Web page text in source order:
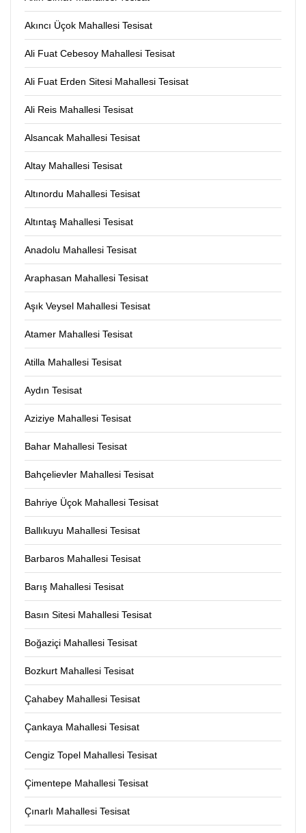
Akıncı Üçok Mahallesi Tesisat
Ali Fuat Cebesoy Mahallesi Tesisat
Ali Fuat Erden Sitesi Mahallesi Tesisat
Ali Reis Mahallesi Tesisat
Alsancak Mahallesi Tesisat
Altay Mahallesi Tesisat
Altınordu Mahallesi Tesisat
Altıntaş Mahallesi Tesisat
Anadolu Mahallesi Tesisat
Araphasan Mahallesi Tesisat
Aşık Veysel Mahallesi Tesisat
Atamer Mahallesi Tesisat
Atilla Mahallesi Tesisat
Aydın Tesisat
Aziziye Mahallesi Tesisat
Bahar Mahallesi Tesisat
Bahçelievler Mahallesi Tesisat
Bahriye Üçok Mahallesi Tesisat
Ballıkuyu Mahallesi Tesisat
Barbaros Mahallesi Tesisat
Barış Mahallesi Tesisat
Basın Sitesi Mahallesi Tesisat
Boğaziçi Mahallesi Tesisat
Bozkurt Mahallesi Tesisat
Çahabey Mahallesi Tesisat
Çankaya Mahallesi Tesisat
Cengiz Topel Mahallesi Tesisat
Çimentepe Mahallesi Tesisat
Çınarlı Mahallesi Tesisat